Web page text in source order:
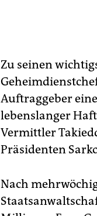
Zu seinen
Auftraggeber
lebenslanger
Vermittler
Präsidenten
Nach